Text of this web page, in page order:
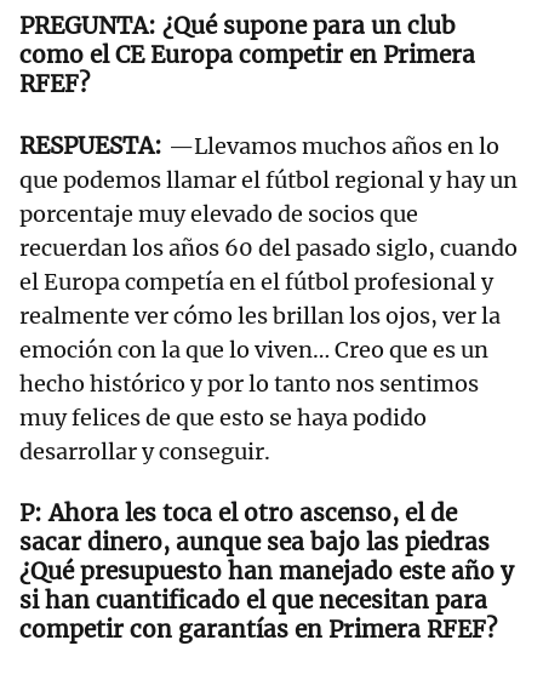
¿Qué supone para un club
como el CE Europa competir en Primera
RFEF?
—Llevamos muchos años en lo
que podemos llamar el fútbol regional y hay un
porcentaje muy elevado de socios que
recuerdan los años 60 del pasado siglo, cuando
el Europa competía en el fútbol profesional y
realmente ver cómo les brillan los ojos, ver la
emoción con la que lo viven… Creo que es un
hecho histórico y por lo tanto nos sentimos
muy felices de que esto se haya podido
desarrollar y conseguir.
Ahora les toca el otro ascenso, el de
sacar dinero, aunque sea bajo las piedras
¿Qué presupuesto han manejado este año y
si han cuantificado el que necesitan para
competir con garantías en Primera RFEF?